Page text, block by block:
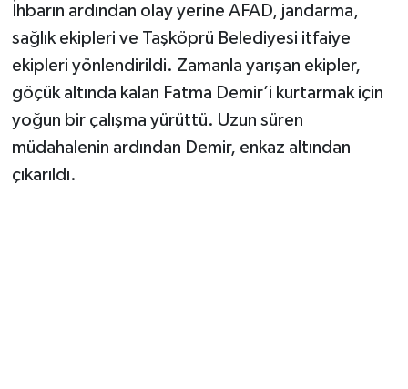
İhbarın ardından olay yerine AFAD, jandarma,
sağlık ekipleri ve Taşköprü Belediyesi itfaiye
ekipleri yönlendirildi. Zamanla yarışan ekipler,
göçük altında kalan Fatma Demir’i kurtarmak için
yoğun bir çalışma yürüttü. Uzun süren
müdahalenin ardından Demir, enkaz altından
çıkarıldı.